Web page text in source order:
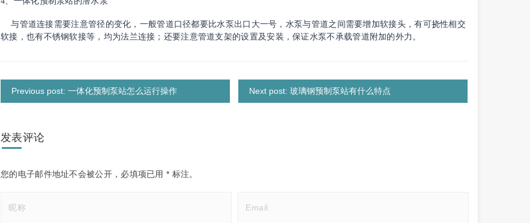
与管道连接需要注意管径的变化，一般管道口径都要比水泵出口大一号，水泵与管道之间需要增加软接头，有可挠性相交
软接，也有不锈钢软接等，均为法兰连接；还要注意管道支架的设置及安装，保证水泵不承载管道附加的外力。
Previous post: 一体化预制泵站怎么运行操作 Next post: 玻璃钢预制泵站有什么特点
发表评论
您的电子邮件地址不会被公开， 必填项已用* 标注。